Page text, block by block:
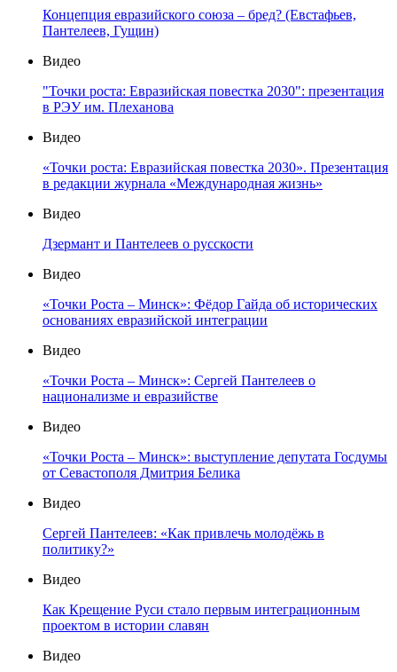
Концепция евразийского союза – бред? (Евстафьев,
Пантелеев, Гущин)
Видео
"Точки роста: Евразийская повестка 2030": презентация
в РЭУ им. Плеханова
Видео
«Точки роста: Евразийская повестка 2030». Презентация
в редакции журнала «Международная жизнь»
Видео
Дзермант и Пантелеев о русскости
Видео
«Точки Роста – Минск»: Фёдор Гайда об исторических
основаниях евразийской интеграции
Видео
«Точки Роста – Минск»: Сергей Пантелеев о
национализме и евразийстве
Видео
«Точки Роста – Минск»: выступление депутата Госдумы
от Севастополя Дмитрия Белика
Видео
Сергей Пантелеев: «Как привлечь молодёжь в
политику?»
Видео
Как Крещение Руси стало первым интеграционным
проектом в истории славян
Видео